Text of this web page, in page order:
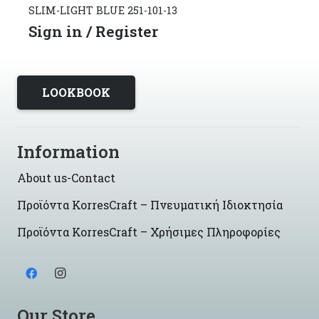
SLIM-LIGHT BLUE 251-101-13
Sign in / Register
LOOKBOOK
Information
About us-Contact
Προϊόντα KorresCraft – Πνευματική Ιδιοκτησία
Προϊόντα KorresCraft – Χρήσιμες Πληροφορίες